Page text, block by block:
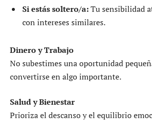
Si estás soltero/a:Tu sensibilidad
con intereses similares.
Dinero y Trabajo
No subestimes una oportunidad
convertirse en algo importante.
Salud y Bienestar
Prioriza el descanso y el equilibrio